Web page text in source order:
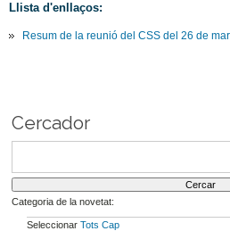
Llista d'enllaços:
Resum de la reunió del CSS del 26 de
Cercador
Categoria de la novetat:
Seleccionar Tots Cap